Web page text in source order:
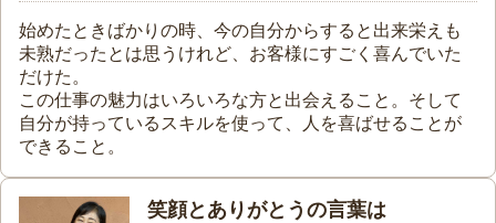
始めたときばかりの時、今の自分からすると出来栄えも
未熟だったとは思うけれど、お客様にすごく喜んでいた
だけた。
この仕事の魅力はいろいろな方と出会えること。そして
自分が持っているスキルを使って、人を喜ばせることが
できること。
笑顔とありがとうの言葉は